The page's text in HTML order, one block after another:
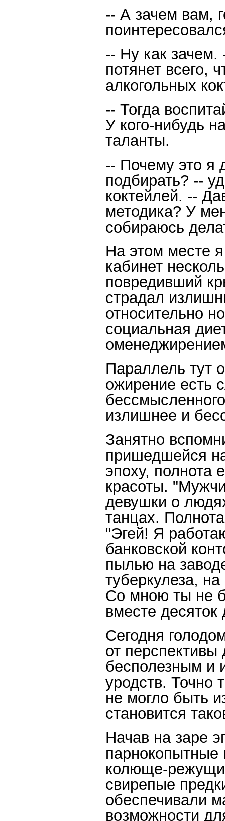
-- А зачем вам,
-- Ну как
потянет всего,
алкогольных
-- Тогда
У кого-нибудь
таланты.
-- Почему это я
подбирать? --
коктейлей. --
методика? У
собираюсь
На этом месте
кабинет
повредивший
страдал
относительно
социальная
Параллель тут
ожирение есть
излишнее и
Занятно
пришедшейся
эпоху, полнота
красоты.
девушки о
танцах.
"Эгей! Я
банковской
пылью на
туберкулеза,
Со мною ты не
вместе десяток
Сегодня
от
бесполезным и
уродств. Точно
не могло быть
становится
Начав на заре
колюще-
свирепые
обеспечивали
возможности